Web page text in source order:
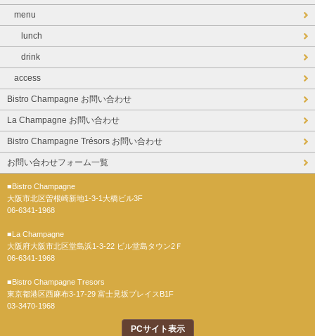
menu
lunch
drink
access
Bistro Champagne お問い合わせ
La Champagne お問い合わせ
Bistro Champagne Trésors お問い合わせ
お問い合わせフォーム一覧
■Bistro Champagne
大阪市北区曽根崎新地1-3-1大橋ビル3F
06-6341-1968
■La Champagne
大阪府大阪市北区堂島浜1-3-22 ビル堂島タウン2Ｆ
06-6341-1968
■Bistro Champagne Tresors
東京都港区西麻布3-17-29 富士見坂プレイスB1F
03-3470-1968
PCサイト表示